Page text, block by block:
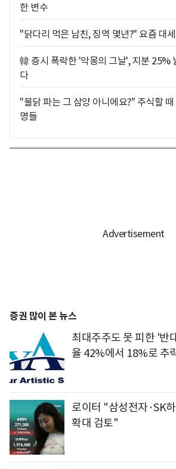
한 변수
"닭다리 먹은 남친, 징역 몇년?" 요즘 대
韓 증시 폭락한 '악몽의 그날', 지분 25%
다
"불닭 파는 그 삼양 아니에요?" 주식할
명들
증권 많이 본 뉴스
최대주주도 못 피한 '
율 42%에서 18%로 추
로이터 "삼성전자·SK
확대 검토"